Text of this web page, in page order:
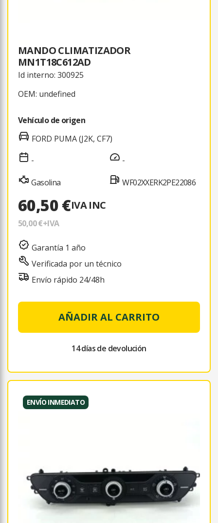
MANDO CLIMATIZADOR
MN1T18C612AD
Id interno: 300925
OEM: undefined
Vehículo de origen
FORD PUMA (J2K, CF7)
-
Gasolina
-
WF02XXERK2PE22086
60,50 €IVA INC
50,00 €+IVA
Garantía 1 año
Verificada por un técnico
Envío rápido 24/48h
AÑADIR AL CARRITO
14 días de devolución
ENVÍO INMEDIATO